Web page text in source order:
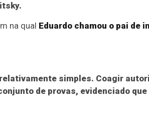
na qual Eduardo chamou o pai de
simples. Coagir
de provas, evidenciado